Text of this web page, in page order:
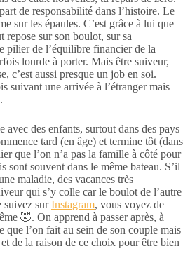
de responsabilité dans l’histoire. Le
sur les épaules. C’est grâce à lui que
repose sur son boulot, sur sa
pilier de l’équilibre financier de la
lourde à porter. Mais être suiveur,
c’est aussi presque un job en soi.
suivant une arrivée à l’étranger mais
des enfants, surtout dans des pays
tard (en âge) et termine tôt (dans
que l’on n’a pas la famille à côté pour
sont souvent dans le même bateau. S’il
maladie, des vacances très
qui s’y colle car le boulot de l’autre
suivez surInstagram, vous voyez de
🤣. On apprend à passer après, à
que l’on fait au sein de son couple mais
de la raison de ce choix pour être bien